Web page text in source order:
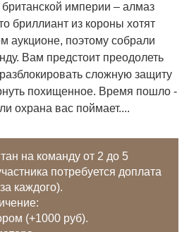
империи – алмаз
бриллиант из короны хотят
аукционе, поэтому собрали
Вам предстоит преодолеть
сложную защиту
похищенное. Время пошло -
охрана вас поймает....
на команду от 2 до 5
потребуется доплата
каждого).
(+1000 руб).